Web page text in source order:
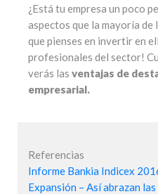
¿Está tu empresa un poco
aspectos que la mayoría de
que pienses en invertir en
profesionales del sector!
verás las ventajas de
empresarial.
Referencias
Informe Bankia Indicex
Expansión – Así abrazan